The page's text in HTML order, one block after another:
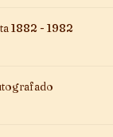
1882 - 1982